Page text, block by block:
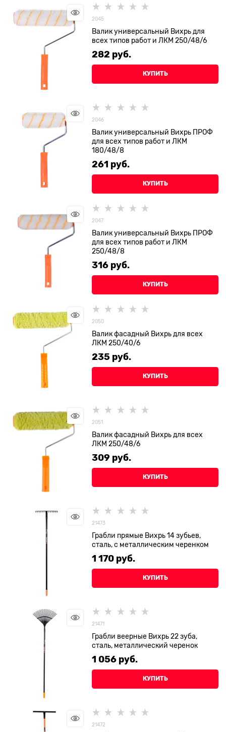
2045
Валик универсальный Вихрь для
всех типов работ и ЛКМ 250/48/6
282 руб.
КУПИТЬ
2046
Валик универсальный Вихрь ПРОФ
для всех типов работ и ЛКМ
180/48/8
261 руб.
КУПИТЬ
2047
Валик универсальный Вихрь ПРОФ
для всех типов работ и ЛКМ
250/48/8
316 руб.
КУПИТЬ
2050
Валик фасадный Вихрь для всех
ЛКМ 250/40/6
235 руб.
КУПИТЬ
2051
Валик фасадный Вихрь для всех
ЛКМ 250/48/6
309 руб.
КУПИТЬ
21473
Грабли прямые Вихрь 14 зубьев,
сталь, с металлическим черенком
1 170 руб.
КУПИТЬ
21471
Грабли веерные Вихрь 22 зуба,
сталь, металлический черенок
1 056 руб.
КУПИТЬ
21472